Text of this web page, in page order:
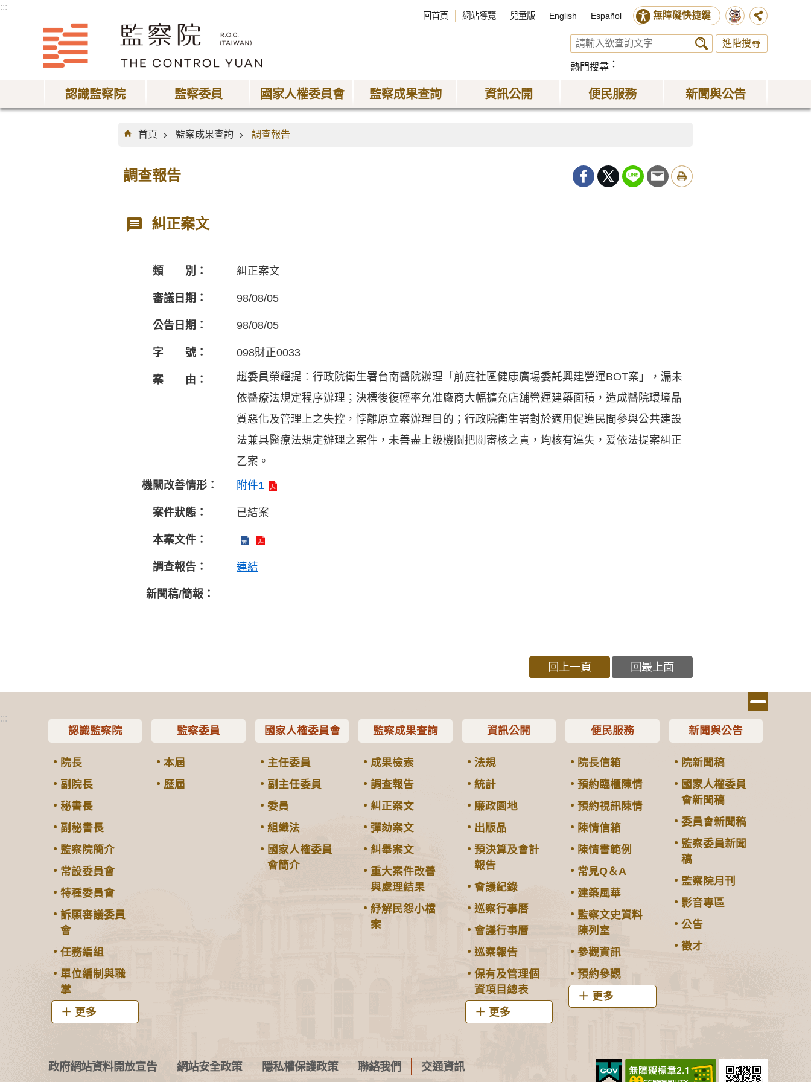
:::
回首頁 網站導覽 兒童版 English Español 無障礙快捷鍵
進階搜尋
熱門搜尋
認識監察院 監察委員 國家人權委員會 監察成果查詢 資訊公開 便民服務 新聞與公告
:::
首頁
監察成果查詢 調查報告
調查報告
糾正案文
類 別： 糾正案文
審議日期： 98/08/05
公告日期： 98/08/05
字 號： 098財正0033
案 由：
趙委員榮耀提︰行政院衛生署台南醫院辦理「前庭社區健康廣場委託興建營運BOT案」，漏未
依醫療法規定程序辦理；決標後復輕率允准廠商大幅擴充店舖營運建築面積，造成醫院環境品
質惡化及管理上之失控，悖離原立案辦理目的；行政院衛生署對於適用促進民間參與公共建設
法兼具醫療法規定辦理之案件，未善盡上級機關把關審核之責，均核有違失，爰依法提案糾正
乙案。
機關改善情形：
附件1
案件狀態： 已結案
本案文件：
調查報告： 連結
新聞稿/簡報：
回上一頁 回最上面
:::
認識監察院
院長
副院長
秘書長
副秘書長
監察院簡介
常設委員會
特種委員會
訴願審議委員
會
任務編組
單位編制與職
掌
更多
監察委員
本屆
歷屆
國家人權委員會
主任委員
副主任委員
委員
組織法
國家人權委員
會簡介
監察成果查詢
成果檢索
調查報告
糾正案文
彈劾案文
糾舉案文
重大案件改善
與處理結果
紓解民怨小檔
案
資訊公開
法規
統計
廉政園地
出版品
預決算及會計
報告
會議紀錄
巡察行事曆
會議行事曆
巡察報告
保有及管理個
資項目總表
更多
便民服務
院長信箱
預約臨櫃陳情
預約視訊陳情
陳情信箱
陳情書範例
常見Q＆A
建築風華
監察文史資料
陳列室
參觀資訊
預約參觀
更多
新聞與公告
院新聞稿
國家人權委員
會新聞稿
委員會新聞稿
監察委員新聞
稿
監察院月刊
影音專區
公告
徵才
政府網站資料開放宣告 網站安全政策 隱私權保護政策 聯絡我們 交通資訊